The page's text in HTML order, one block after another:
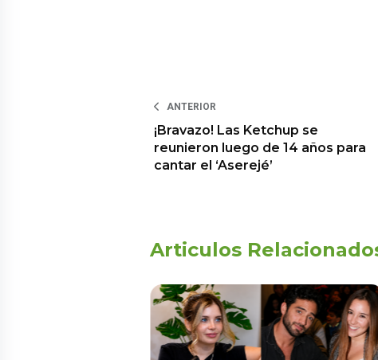
ANTERIOR
¡Bravazo! Las Ketchup se
reunieron luego de 14 años para
cantar el ‘Aserejé’
Articulos